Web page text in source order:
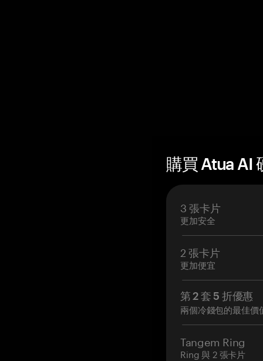
購買 Atua AI
3 張卡片
更加安全
2 張卡片
更加便宜
第 2 套 5 折優惠
兩個冷錢包的最佳價
Tangem Ring
Ring 與 2 張卡片